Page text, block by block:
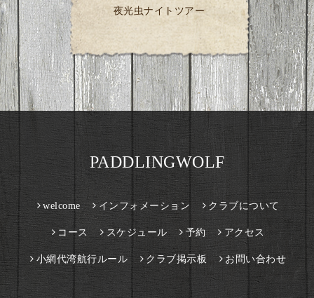
夜光虫ナイトツアー
PADDLINGWOLF
welcome インフォメーション クラブについて
コース スケジュール 予約 アクセス
小網代湾航行ルール クラブ掲示板 お問い合わせ